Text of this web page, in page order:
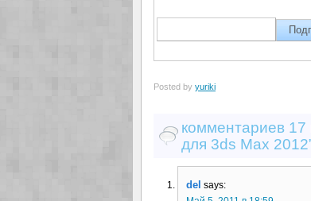
Posted by yuriki
комментариев 17
для 3ds Max
del says: